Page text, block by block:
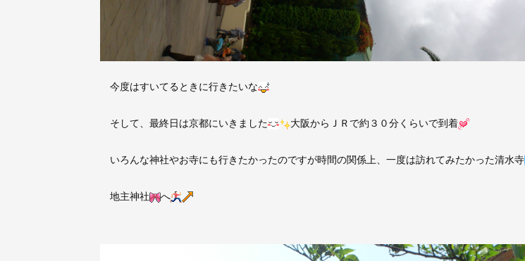
今度はすいてるときに行きたいな
そして、最終日は京都にいきました 大阪からＪＲで約３０分くらいで到着
いろんな神社やお寺にも行きたかったのですが時間の関係上、一度は訪れてみたかった清水寺
地主神社 へ